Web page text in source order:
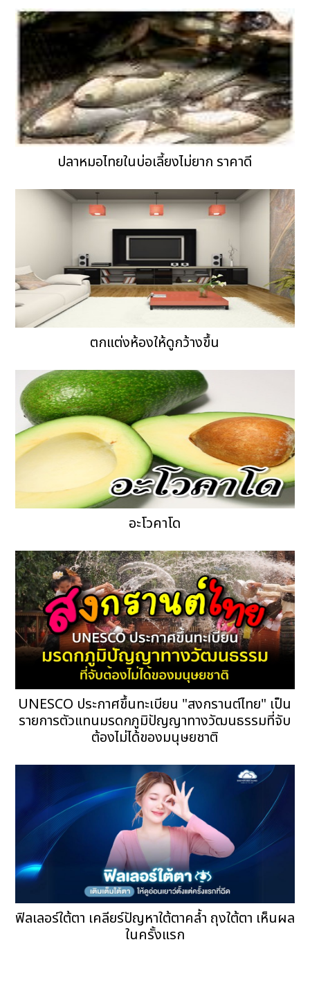
ปลาหมอไทยในบ่อเลี้ยงไม่ยาก ราคาดี
ตกแต่งห้องให้ดูกว้างขึ้น
อะโวคาโด
UNESCO ประกาศขึ้นทะเบียน "สงกรานต์ไทย" เป็น
รายการตัวแทนมรดกภูมิปัญญาทางวัฒนธรรมที่จับ
ต้องไม่ได้ของมนุษยชาติ
ฟิลเลอร์ใต้ตา เคลียร์ปัญหาใต้ตาคล้ำ ถุงใต้ตา เห็นผล
ในครั้งแรก